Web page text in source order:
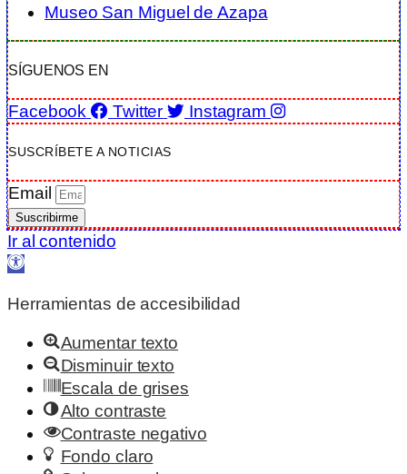
Museo San Miguel de Azapa
SÍGUENOS EN
Facebook Twitter Instagram
SUSCRÍBETE A NOTICIAS
Email
Suscribirme
Ir al contenido
Abrir barra de herramientas
Herramientas de accesibilidad
Aumentar texto
Disminuir texto
Escala de grises
Alto contraste
Contraste negativo
Fondo claro